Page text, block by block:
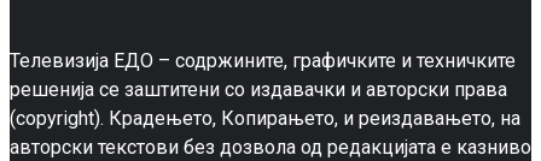
Телевизија ЕДО – содржините, графичките и техничките
решенија се заштитени со издавачки и авторски права
(copyright). Крадењето, Копирањето, и реиздавањето, на
авторски текстови без дозвола од редакцијата е казниво